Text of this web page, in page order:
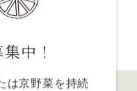
中！
は京野菜を持続